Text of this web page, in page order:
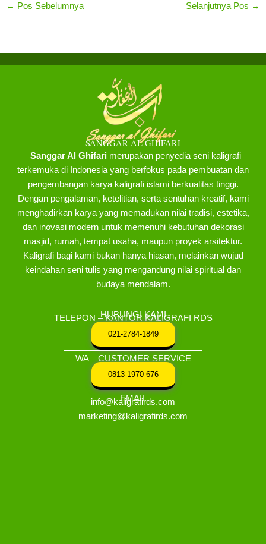
← Pos Sebelumnya Selanjutnya Pos →
SANGGAR AL GHIFARI
Sanggar Al Ghifarimerupakan penyedia seni kaligrafi
terkemuka di Indonesia yang berfokus pada pembuatan dan
pengembangan karya kaligrafi islami berkualitas tinggi.
Dengan pengalaman, ketelitian, serta sentuhan kreatif, kami
menghadirkan karya yang memadukan nilai tradisi, estetika,
dan inovasi modern untuk memenuhi kebutuhan dekorasi
masjid, rumah, tempat usaha, maupun proyek arsitektur.
Kaligrafi bagi kami bukan hanya hiasan, melainkan wujud
keindahan seni tulis yang mengandung nilai spiritual dan
budaya mendalam.
HUBUNGI KAMI
TELEPON – KANTOR KALIGRAFI RDS
021-2784-1849
WA – CUSTOMER SERVICE
0813-1970-676
EMAIL
info@kaligrafirds.com
marketing@kaligrafirds.com